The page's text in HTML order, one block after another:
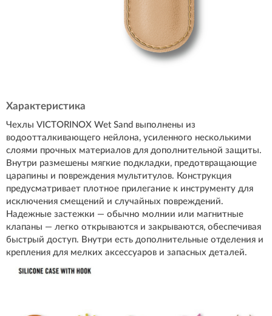
Характеристика
Чехлы VICTORINOX Wet Sand выполнены из
водоотталкивающего нейлона, усиленного несколькими
слоями прочных материалов для дополнительной защиты.
Внутри размешены мягкие подкладки, предотвращающие
царапины и повреждения мультитулов. Конструкция
предусматривает плотное прилегание к инструменту для
исключения смещений и случайных повреждений.
Надежные застежки — обычно молнии или магнитные
клапаны — легко открываются и закрываются, обеспечивая
быстрый доступ. Внутри есть дополнительные отделения и
крепления для мелких аксессуаров и запасных деталей.